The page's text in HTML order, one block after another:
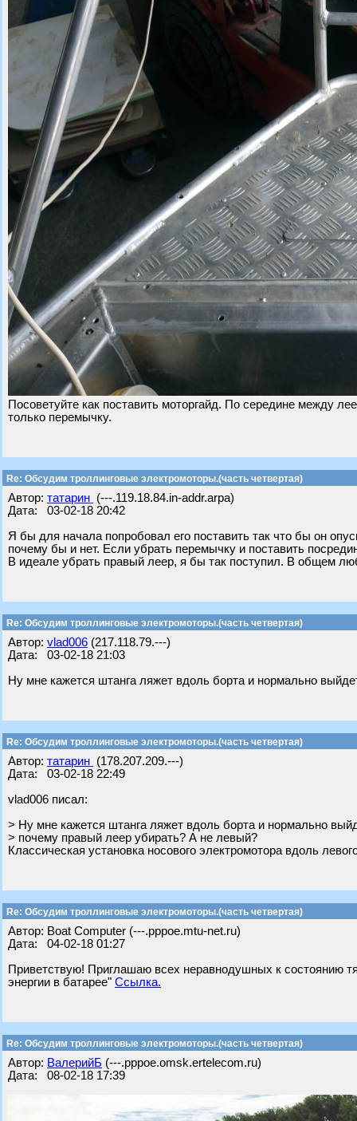
Посоветуйте как поставить моторгайд. По середине между
только перемычку.
Re: Обсудим троллинговые электромоторы.(часть четвертая)
Автор: татарин (---.119.18.84.in-addr.arpa)
Дата: 03-02-18 20:42
Я бы для начала попробовал его поставить так что бы он
почему бы и нет. Если убрать перемычку и поставить
В идеале убрать правый леер, я бы так поступил. В общем
Re: Обсудим троллинговые электромоторы.(часть четвертая)
Автор: vlad006 (217.118.79.---)
Дата: 03-02-18 21:03
Ну мне кажется штанга ляжет вдоль борта и нормально
Re: Обсудим троллинговые электромоторы.(часть четвертая)
Автор: татарин (178.207.209.---)
Дата: 03-02-18 22:49
vlad006 писал:
> Ну мне кажется штанга ляжет вдоль борта и нормально
> почему правый леер убирать? А не левый?
Классическая установка носового электромотора вдоль
Re: Обсудим троллинговые электромоторы.(часть четвертая)
Автор: Boat Computer (---.pppoe.mtu-net.ru)
Дата: 04-02-18 01:27
Приветствую! Приглашаю всех неравнодушных к состоянию
энергии в батарее" Ссылка.
Re: Обсудим троллинговые электромоторы.(часть четвертая)
Автор: ВалерийБ (---.pppoe.omsk.ertelecom.ru)
Дата: 08-02-18 17:39